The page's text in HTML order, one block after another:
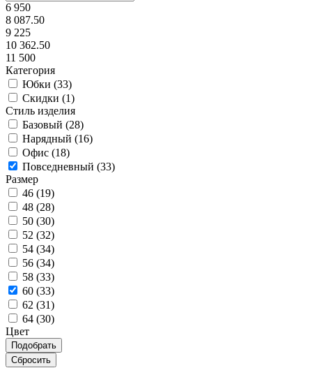
6 950
8 087.50
9 225
10 362.50
11 500
Категория
Юбки (33)
Скидки (1)
Стиль изделия
Базовый (28)
Нарядный (16)
Офис (18)
Повседневный (33)
Размер
46 (19)
48 (28)
50 (30)
52 (32)
54 (34)
56 (34)
58 (33)
60 (33)
62 (31)
64 (30)
Цвет